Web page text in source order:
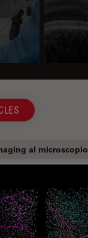
al microscopio